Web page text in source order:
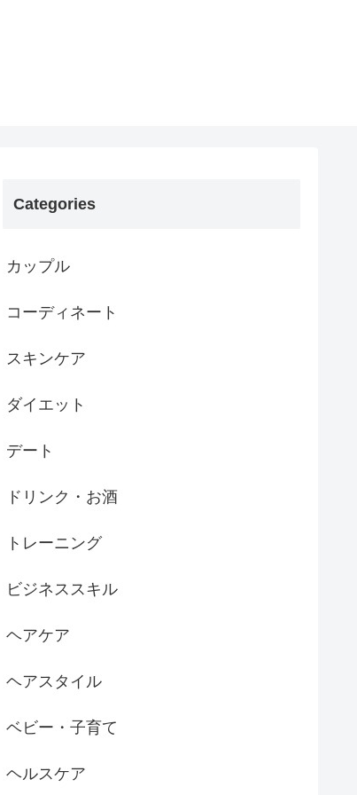
Categories
カップル
コーディネート
スキンケア
ダイエット
デート
ドリンク・お酒
トレーニング
ビジネススキル
ヘアケア
ヘアスタイル
ベビー・子育て
ヘルスケア